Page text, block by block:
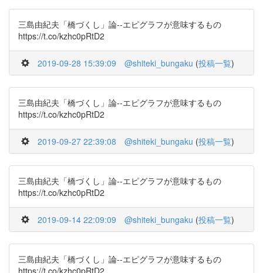
三島由紀夫「橋づくし」論--エピグラフが意味するもの
https://t.co/kzhc0pRtD2
2019-09-28 15:39:09 @shiteki_bungaku (投稿一覧)
三島由紀夫「橋づくし」論--エピグラフが意味するもの
https://t.co/kzhc0pRtD2
2019-09-27 22:39:08 @shiteki_bungaku (投稿一覧)
三島由紀夫「橋づくし」論--エピグラフが意味するもの
https://t.co/kzhc0pRtD2
2019-09-14 22:09:09 @shiteki_bungaku (投稿一覧)
三島由紀夫「橋づくし」論--エピグラフが意味するもの
https://t.co/kzhc0pRtD2